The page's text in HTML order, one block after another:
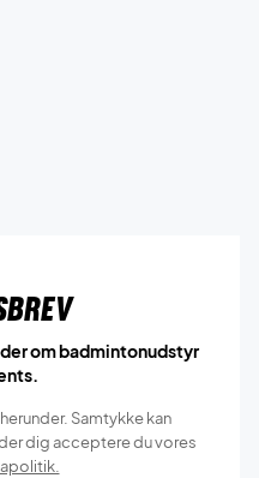
om badmintonudstyr
Samtykke kan
dig acceptere du vores